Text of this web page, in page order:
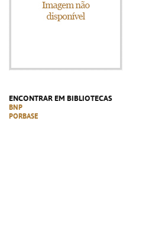
ENCONTRAR EM BIBLIOTECAS
BNP
PORBASE